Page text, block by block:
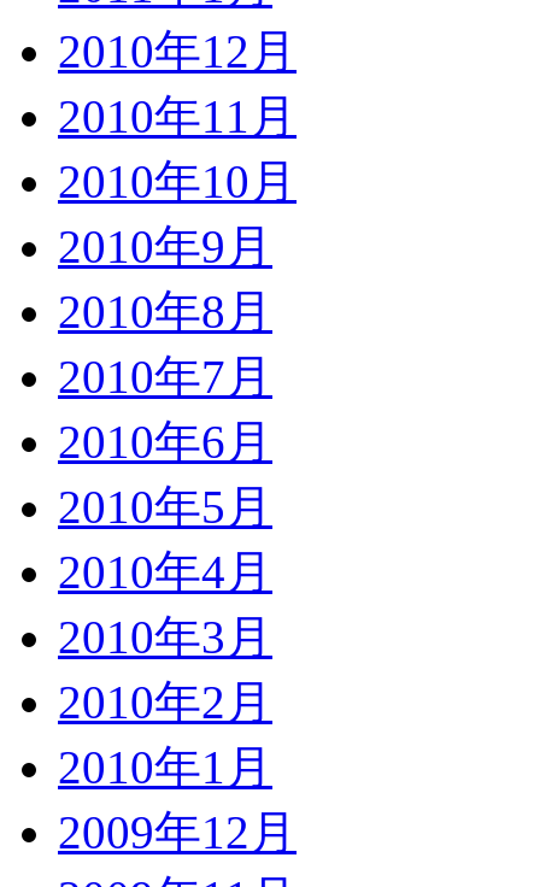
2010年12月
2010年11月
2010年10月
2010年9月
2010年8月
2010年7月
2010年6月
2010年5月
2010年4月
2010年3月
2010年2月
2010年1月
2009年12月